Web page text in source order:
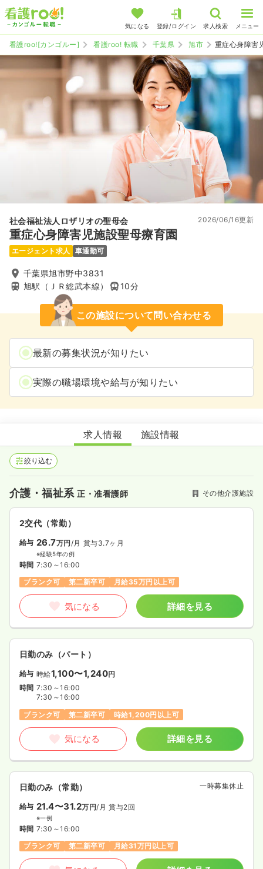
気になる 登録/ログイン 求人検索 メニュー
看護roo![カンゴルー] 看護roo! 転職 千葉県 旭市 重症心身障害
社会福祉法人ロザリオの聖母会
重症心身障害児施設聖母療育園
2026/06/16更新
エージェント求人 車通勤可
千葉県旭市野中3831
旭駅（ＪＲ総武本線）
10分
この施設について問い合わせる
最新の募集状況が知りたい
実際の職場環境や給与が知りたい
重症心身障害児施設聖母療育園
求人情報 施設情報
絞り込む
介護・福祉系正・准看護師 その他介護施設
2交代（常勤）
給与 26.7万円/月 賞与3.7ヶ月
※経験5年の例
時間 7:30～16:00
ブランク可
第二新卒可 月給35万円以上可
気になる 詳細を見る
日勤のみ（パート）
給与 時給1,100〜1,240円
時間 7:30～16:00
7:30～16:00
ブランク可
第二新卒可 時給1,200円以上可
気になる 詳細を見る
日勤のみ（常勤） 一時募集休止
給与 21.4〜31.2万円/月 賞与2回
※一例
時間 7:30～16:00
ブランク可
第二新卒可 月給31万円以上可